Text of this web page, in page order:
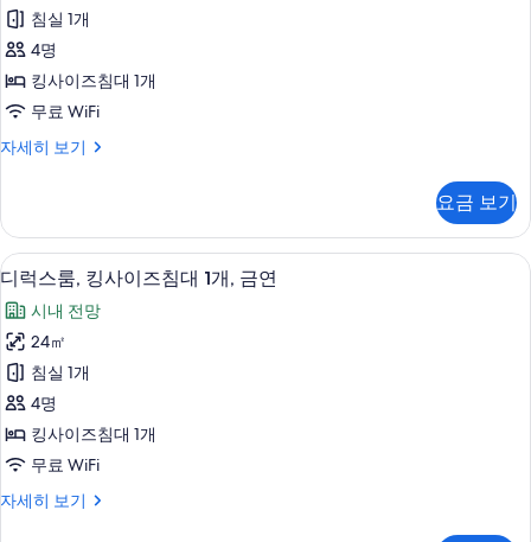
연
사
진
모
두
(여
러
개),
금
연
자
세
이
즈
침
1
(with
desk)
사
진
모
두
보
기
침실 1개
4명
킹사이즈침대 1개
무료 WiFi
자세히 보기
룸,
즈
침
대
개
(with
desk)
자
세
히
보
기
요금 보기
디
럭
스
룸,
킹
사
이
침
디럭스룸, 킹사이즈침대 1개, 금연 | 방
5
디럭스룸, 킹사이즈침대 1개, 금연
시내 전망
24㎡
침실 1개
4명
킹사이즈침대 1개
무료 WiFi
자세히 보기
디